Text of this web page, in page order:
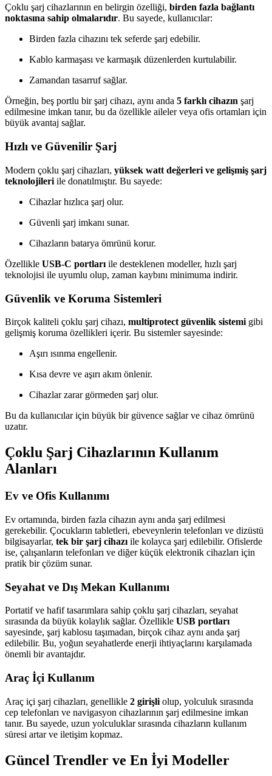
Çoklu şarj cihazlarının en belirgin özelliği, birden fazla bağlantı
noktasına sahip olmalarıdır. Bu sayede, kullanıcılar:
Birden fazla cihazını tek seferde şarj edebilir.
Kablo karmaşası ve karmaşık düzenlerden kurtulabilir.
Zamandan tasarruf sağlar.
Örneğin, beş portlu bir şarj cihazı, aynı anda 5 farklı cihazın şarj
edilmesine imkan tanır, bu da özellikle aileler veya ofis ortamları için
büyük avantaj sağlar.
Hızlı ve Güvenilir Şarj
Modern çoklu şarj cihazları, yüksek watt değerleri ve gelişmiş şarj
teknolojileri ile donatılmıştır. Bu sayede:
Cihazlar hızlıca şarj olur.
Güvenli şarj imkanı sunar.
Cihazların batarya ömrünü korur.
Özellikle USB-C portları ile desteklenen modeller, hızlı şarj
teknolojisi ile uyumlu olup, zaman kaybını minimuma indirir.
Güvenlik ve Koruma Sistemleri
Birçok kaliteli çoklu şarj cihazı, multiprotect güvenlik sistemi gibi
gelişmiş koruma özellikleri içerir. Bu sistemler sayesinde:
Aşırı ısınma engellenir.
Kısa devre ve aşırı akım önlenir.
Cihazlar zarar görmeden şarj olur.
Bu da kullanıcılar için büyük bir güvence sağlar ve cihaz ömrünü
uzatır.
Çoklu Şarj Cihazlarının Kullanım
Alanları
Ev ve Ofis Kullanımı
Ev ortamında, birden fazla cihazın aynı anda şarj edilmesi
gerekebilir. Çocukların tabletleri, ebeveynlerin telefonları ve dizüstü
bilgisayarlar, tek bir şarj cihazı ile kolayca şarj edilebilir. Ofislerde
ise, çalışanların telefonları ve diğer küçük elektronik cihazları için
pratik bir çözüm sunar.
Seyahat ve Dış Mekan Kullanımı
Portatif ve hafif tasarımlara sahip çoklu şarj cihazları, seyahat
sırasında da büyük kolaylık sağlar. Özellikle USB portları
sayesinde, şarj kablosu taşımadan, birçok cihaz aynı anda şarj
edilebilir. Bu, yoğun seyahatlerde enerji ihtiyaçlarını karşılamada
önemli bir avantajdır.
Araç İçi Kullanım
Araç içi şarj cihazları, genellikle 2 girişli olup, yolculuk sırasında
cep telefonları ve navigasyon cihazlarının şarj edilmesine imkan
tanır. Bu sayede, uzun yolculuklar sırasında cihazların kullanım
süresi artar ve iletişim kopmaz.
Güncel Trendler ve En İyi Modeller